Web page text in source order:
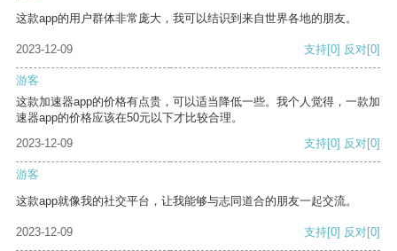
这款app的用户群体非常庞大，我可以结识到来自世界各地的朋友。
2023-12-09 支持[0] 反对[0]
游客
这款加速器app的价格有点贵，可以适当降低一些。我个人觉得，一款加
速器app的价格应该在50元以下才比较合理。
2023-12-09
支持[0] 反对[0]
游客
这款app就像我的社交平台，让我能够与志同道合的朋友一起交流。
2023-12-09 支持[0] 反对[0]